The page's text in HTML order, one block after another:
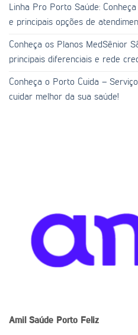
Linha Pro Porto Saúde:
e principais opções de
Conheça os Planos MedSênior
principais diferenciais e rede
Conheça o Porto Cuida –
cuidar melhor da sua saúde!
Amil Saúde Porto Feliz